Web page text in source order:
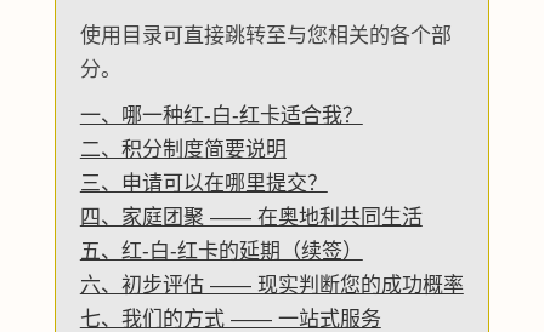
使用目录可直接跳转至与您相关的各个部
分。
一、哪一种红-白-红卡适合我？
二、积分制度简要说明
三、申请可以在哪里提交？
四、家庭团聚 —— 在奥地利共同生活
五、红-白-红卡的延期（续签）
六、初步评估 —— 现实判断您的成功概率
七、我们的方式 —— 一站式服务